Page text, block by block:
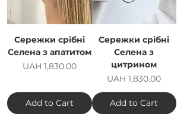
Сережки срібні
Селена з апатитом
Price
UAH 1,830.00
Add to Cart
Сережки срібні
Селена з
цитрином
Price
UAH 1,830.00
Add to Cart